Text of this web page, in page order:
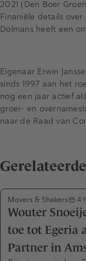
2021 (Den Boer
Finaniële details
Dolmans heeft een
Eigenaar Erwin
sinds 1997 aan het
nog een jaar actief
groei- en
naar de Raad van
Movers & Shakers 4
Wouter
toe tot Egeria
Partner in